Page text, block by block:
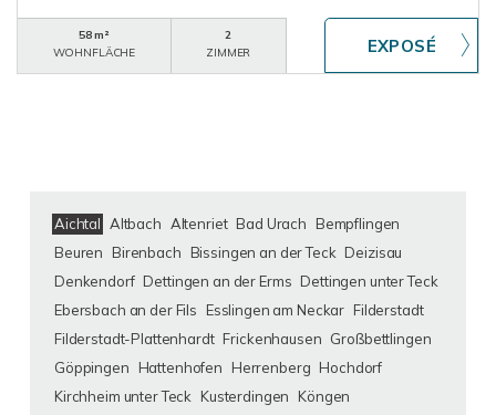
58 m²
WOHNFLÄCHE
2
ZIMMER
Aichtal Altbach Altenriet Bad Urach
Bempflingen
Beuren
Birenbach Bissingen an der Teck Deizisau
Denkendorf Dettingen an der Erms Dettingen unter Teck
Ebersbach an der Fils
Esslingen am Neckar Filderstadt
Filderstadt-Plattenhardt Frickenhausen Großbettlingen
Göppingen
Hattenhofen Herrenberg Hochdorf
Kirchheim unter Teck
Kusterdingen
Köngen